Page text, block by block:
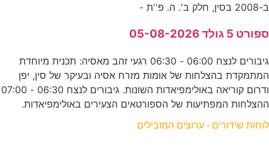
ב-2008 בסין, חלק ב'. ה. פ''ת -
ספורט 5 גולד 05-08-2026
גיבורים לנצח 06:00 - 06:30 רגעי זהב מאסיה: תכנית מיוחדת
המתמקדת בהצלחות של אומות מזרח אסיה ובעיקר של סין, יפן
ודרום קוריאה באולימפיאדות השונות. גיבורים לנצח 06:30 - 07:00
ההצלחות המפתיעות של הספורטאים הצעירים באולימפיאדות.
לוחות שידורים - ערוצים המובילים